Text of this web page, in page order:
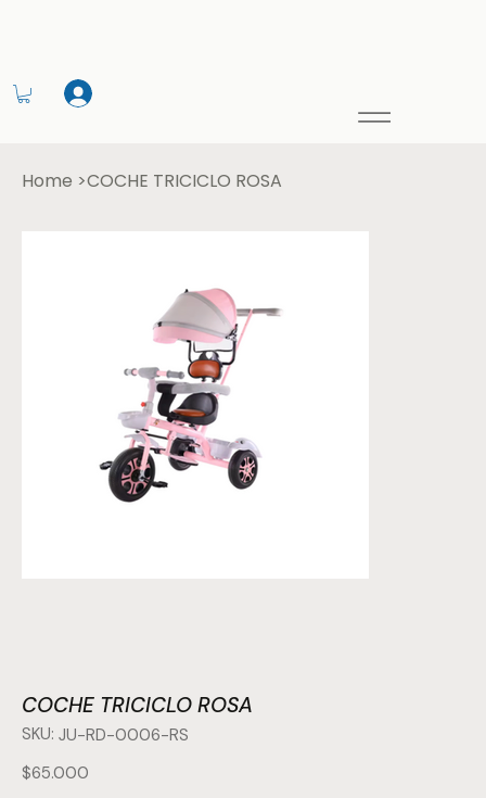
Home >COCHE TRICICLO ROSA
COCHE TRICICLO ROSA
SKU:
SKU
JU-
0006-
RS
JU-RD-0006-RS
Precio
$65.000